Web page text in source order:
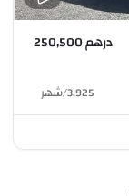
درهم 250,500
3,925
/شهر